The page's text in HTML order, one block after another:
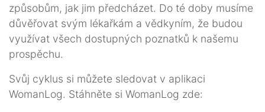
způsobům, jak jim předcházet. Do té doby musíme
důvěřovat svým lékařkám a vědkyním, že budou
využívat všech dostupných poznatků k našemu
prospěchu.
Svůj cyklus si můžete sledovat v aplikaci
WomanLog. Stáhněte si WomanLog zde: